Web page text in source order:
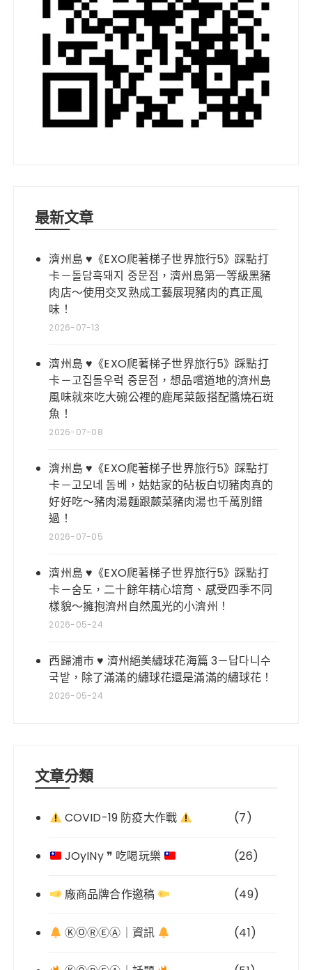
最新文章
濟州島 ♥《EXO爬著梯子世界旅行5》踩點打
卡－돌담흑돼지 중문점，濟州島第一等級黑豬
肉店～使用交叉熟成工藝展現豬肉的真正風
味！
2026-07-13
濟州島 ♥《EXO爬著梯子世界旅行5》踩點打
卡－고집돌우럭 중문점，想品嚐道地的濟州島
風味就來吃大碗公裡的鹿尾菜飯搭配醬燒石斑
魚！
2026-07-08
濟州島 ♥《EXO爬著梯子世界旅行5》踩點打
卡－고모네 돔베，姑姑家的砧板白切豬肉真的
好好吃～豬肉湯麵跟蕨菜豬肉湯也千萬別錯
過！
2026-07-05
濟州島 ♥《EXO爬著梯子世界旅行5》踩點打
卡－숨도，二十餘年精心培育、感受四季不同
樣貌～擁抱濟州自然風光的小濟州！
2026-05-24
西歸浦市 ♥ 濟州絕美繡球花海篇 3－답다니수
국밭，除了滿滿的繡球花還是滿滿的繡球花！
2026-05-24
文章分類
COVID-19 防疫大作戰 (7)
JOyINy ❞ 吃喝玩樂 (26)
廠商品牌合作邀稿 (49)
ⓀⓄⓇⒺⒶ｜資訊 (41)